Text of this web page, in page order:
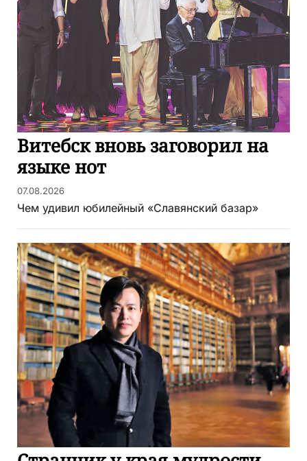
Витебск вновь заговорил на
языке нот
07.08.2026
Чем удивил юбилейный «Славянский базар»